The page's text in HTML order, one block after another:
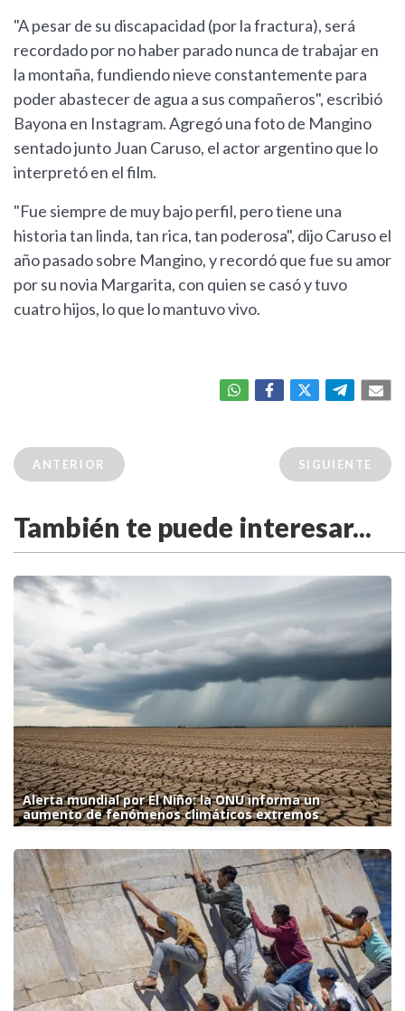
"A pesar de su discapacidad (por la fractura), será
recordado por no haber parado nunca de trabajar en
la montaña, fundiendo nieve constantemente para
poder abastecer de agua a sus compañeros", escribió
Bayona en Instagram. Agregó una foto de Mangino
sentado junto Juan Caruso, el actor argentino que lo
interpretó en el film.
"Fue siempre de muy bajo perfil, pero tiene una
historia tan linda, tan rica, tan poderosa", dijo Caruso el
año pasado sobre Mangino, y recordó que fue su amor
por su novia Margarita, con quien se casó y tuvo
cuatro hijos, lo que lo mantuvo vivo.
ANTERIOR SIGUIENTE
También te puede interesar...
Alerta mundial por El Niño: la ONU informa un
aumento de fenómenos climáticos extremos